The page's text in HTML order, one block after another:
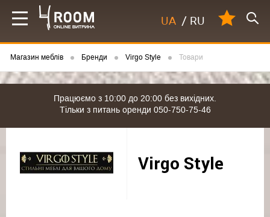
UA / RU
Магазин меблів Бренди Virgo Style Товари
Працюємо з 10:00 до 20:00 без вихідних.
Тільки з питань оренди 050-750-75-46
Virgo Style